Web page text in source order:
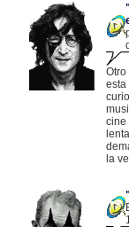
esta
cine
la